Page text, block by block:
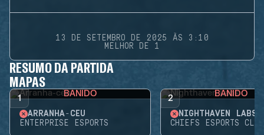
13 DE SETEMBRO DE 2025 ÀS 3:10
MELHOR DE 1
RESUMO DA PARTIDA
MAPAS
1 BANIDO
ARRANHA-CÉU
ENTERPRISE ESPORTS
2 BANIDO
NIGHTHAVEN LABS
CHIEFS ESPORTS CLUB